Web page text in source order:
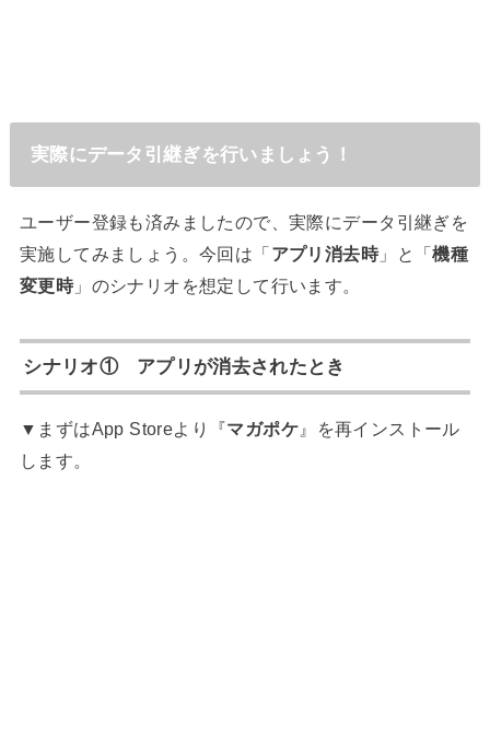
実際にデータ引継ぎを行いましょう！
ユーザー登録も済みましたので、実際にデータ引継ぎを
実施してみましょう。今回は「アプリ消去時」と「機種
変更時」のシナリオを想定して行います。
シナリオ① アプリが消去されたとき
▼まずはApp Storeより『マガポケ 』を再インストール
します。